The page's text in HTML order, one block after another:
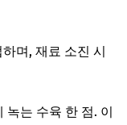
며, 재료 소진 시
는 수육 한 점. 이